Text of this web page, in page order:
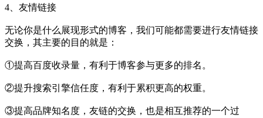
4、友情链接
无论你是什么展现形式的博客，我们可能都需要进行友情链接
交换，其主要的目的就是：
①提高百度收录量，有利于博客参与更多的排名。
②提升搜索引擎信任度，有利于累积更高的权重。
③提高品牌知名度，友链的交换，也是相互推荐的一个过